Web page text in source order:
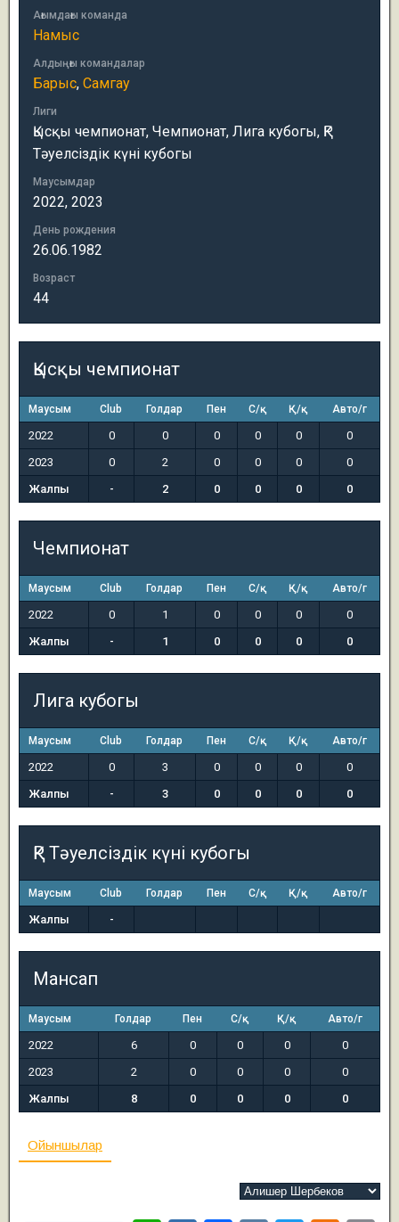
Ағымдағы команда
Намыс
Алдыңғы командалар
Барыс, Самгау
Лиги
Қысқы чемпионат, Чемпионат, Лига кубогы, ҚР
Тәуелсіздік күні кубогы
Маусымдар
2022, 2023
День рождения
26.06.1982
Возраст
44
Қысқы чемпионат
Маусым Club Голдар Пен С/қ Қ/қ Авто/г
2022 0 0 0 0 0
0
2023
0 2 0 0 0
0
Жалпы
- 2 0 0 0 0
Чемпионат
Маусым Club Голдар Пен С/қ Қ/қ Авто/г
2022 0 1 0 0 0
0
Жалпы
- 1 0 0 0 0
Лига кубогы
Маусым Club Голдар Пен С/қ Қ/қ Авто/г
2022 0 3 0 0 0
0
Жалпы
- 3 0 0 0 0
ҚР Тәуелсіздік күні кубогы
Маусым Club Голдар Пен С/қ Қ/қ Авто/г
Жалпы -
Мансап
Маусым Голдар Пен С/қ Қ/қ Авто/г
2022 6 0 0 0
0
2023
2 0 0 0
0
Жалпы
8 0 0 0 0
Ойыншылар